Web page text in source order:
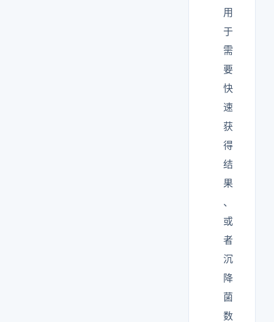
用
于
需
要
快
速
获
得
结
果
、
或
者
沉
降
菌
数